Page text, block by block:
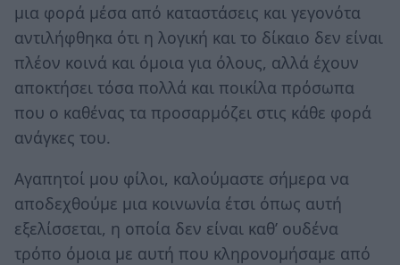
μια φορά μέσα από καταστάσεις και γεγονότα
αντιλήφθηκα ότι η λογική και το δίκαιο δεν είναι
πλέον κοινά και όμοια για όλους, αλλά έχουν
αποκτήσει τόσα πολλά και ποικίλα πρόσωπα
που ο καθένας τα προσαρμόζει στις κάθε φορά
ανάγκες του.
Αγαπητοί μου φίλοι, καλούμαστε σήμερα να
αποδεχθούμε μια κοινωνία έτσι όπως αυτή
εξελίσσεται, η οποία δεν είναι καθ’ ουδένα
τρόπο όμοια με αυτή που κληρονομήσαμε από